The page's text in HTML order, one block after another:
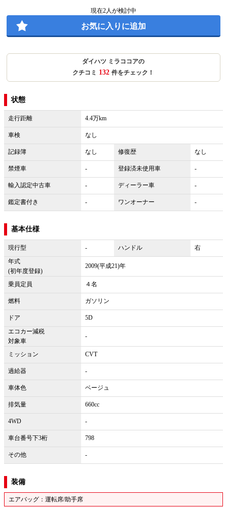
現在2人が検討中
お気に入りに追加
ダイハツ ミラココアの
クチコミ 132 件をチェック！
状態
走行距離 4.4万km
車検 なし
記録簿 なし 修復歴 なし
禁煙車 - 登録済未使用車 -
輸入認定中古車 - ディーラー車 -
鑑定書付き - ワンオーナー -
基本仕様
現行型 - ハンドル
右
年式
(初年度登録)
2009(平成21)年
乗員定員 ４名
燃料 ガソリン
ドア
5D
エコカー減税
対象車
-
ミッション CVT
過給器 -
車体色 ベージュ
排気量 660cc
4WD -
車台番号下3桁 798
その他 -
装備
エアバッグ：運転席/助手席